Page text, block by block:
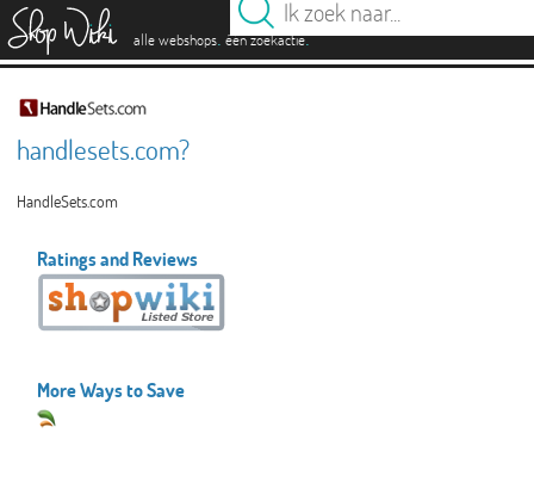
alle webshops. één zoekactie.
handlesets.com?
HandleSets.com
Ratings and Reviews
More Ways to Save